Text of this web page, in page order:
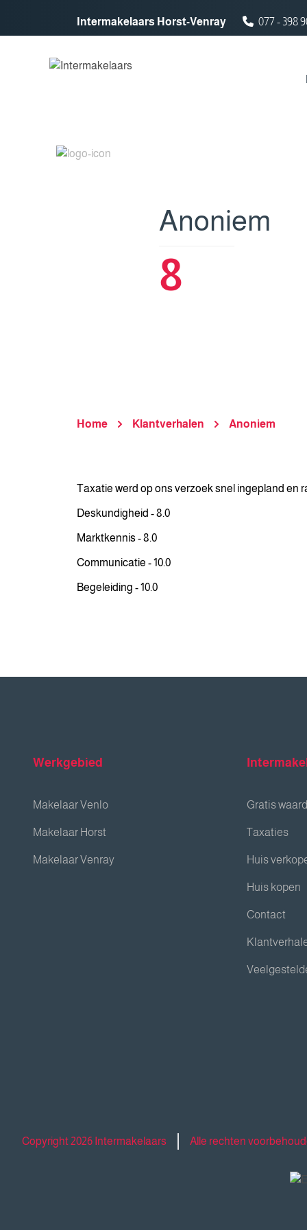
Intermakelaars Horst-Venray
077 - 398
Anoniem
8
Home Klantverhalen Anoniem
Taxatie werd op ons verzoek snel ingepland en
Deskundigheid - 8.0
Marktkennis - 8.0
Communicatie - 10.0
Begeleiding - 10.0
Werkgebied
Makelaar Venlo
Makelaar Horst
Makelaar Venray
Gratis
Taxaties
Huis
Huis kopen
Contact
Copyright 2026 Intermakelaars Alle rechten